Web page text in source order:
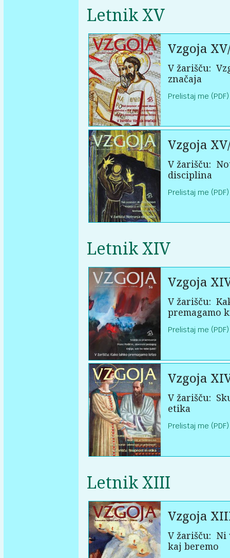
Letnik XV
Vzgoja
V žarišču:
značaja
Prelistaj me (PDF)
Vzgoja
V žarišču:
disciplina
Prelistaj me (PDF)
Letnik XIV
Vzgoja
V žarišču:
premagamo
Prelistaj me (PDF)
Vzgoja
V žarišču:
etika
Prelistaj me (PDF)
Letnik XIII
Vzgoja
V žarišču: Ni
kaj beremo